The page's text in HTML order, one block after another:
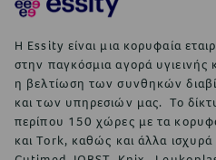
Η Essity είναι μια κορυφαία
στην παγκόσμια αγορά υγιεινής
η βελτίωση των συνθηκών
και των υπηρεσιών μας. Το
περίπου 150 χώρες με τα
και Tork, καθώς και άλλα